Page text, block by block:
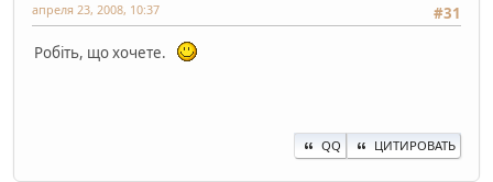
#31
апреля 23, 2008, 10:37
Робіть, що хочете.
QQ ЦИТИРОВАТЬ